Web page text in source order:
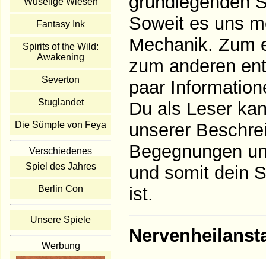
Fantasy Ink
Spirits of the Wild:
Awakening
Severton
Stuglandet
Die Sümpfe von Feya
Verschiedenes
Spiel des Jahres
Berlin Con
Unsere Spiele
Werbung
Soweit es uns
Mechanik. Zum
zum anderen
paar
Du als Leser
unserer
Begegnungen
und somit dein
ist.